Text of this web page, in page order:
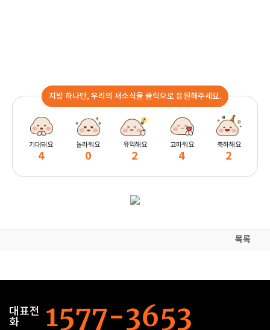
지방 하나만, 우리의 새소식을 클릭으로 응원해주세요.
기대돼요
4
놀라워요
0
유익해요
2
고마워요
4
축하해요
2
목록
대표전
화